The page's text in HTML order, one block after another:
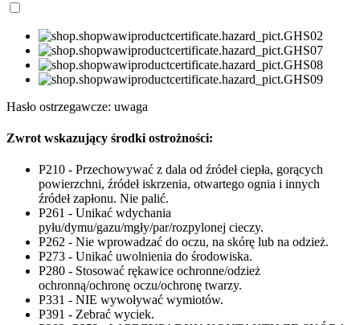
Hasło ostrzegawcze: uwaga
Zwrot wskazujący środki ostrożności:
P210 - Przechowywać z dala od źródeł ciepła, gorących
powierzchni, źródeł iskrzenia, otwartego ognia i innych
źródeł zapłonu. Nie palić.
P261 - Unikać wdychania
pyłu/dymu/gazu/mgły/par/rozpylonej cieczy.
P262 - Nie wprowadzać do oczu, na skórę lub na odzież.
P273 - Unikać uwolnienia do środowiska.
P280 - Stosować rękawice ochronne/odzież
ochronną/ochronę oczu/ochronę twarzy.
P331 - NIE wywoływać wymiotów.
P391 - Zebrać wyciek.